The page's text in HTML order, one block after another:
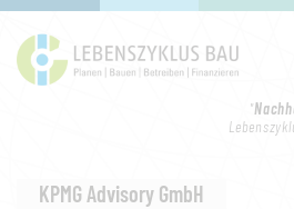
"
KPMG Advisory GmbH